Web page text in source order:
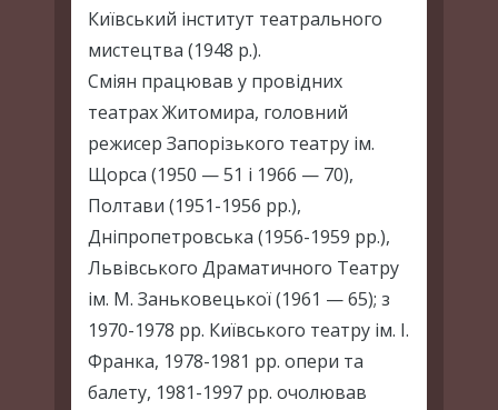
Київський інститут театрального
мистецтва (1948 р.).
Сміян працював у провідних
театрах Житомира, головний
режисер Запорізького театру ім.
Щорса (1950 — 51 і 1966 — 70),
Полтави (1951-1956 рр.),
Дніпропетровська (1956-1959 рр.),
Львівського Драматичного Театру
ім. М. Заньковецької (1961 — 65); з
1970-1978 рр. Київського театру ім. І.
Франка, 1978-1981 рр. опери та
балету, 1981-1997 рр. очолював